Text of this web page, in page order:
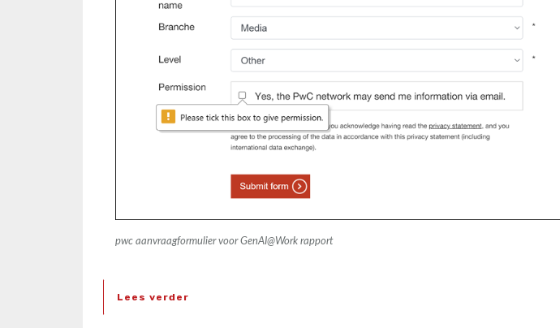
pwc aanvraagformulier voorGenAI@Work rapport
Lees verder